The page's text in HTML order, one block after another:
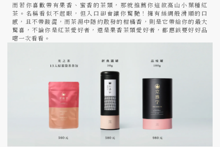
而若你喜歡帶有果香、蜜香的茶類，那就推薦你這款高山小葉種紅
茶。名稱看似不起眼，但入口卻會讓你驚艷！擁有絲綢般滑順的口
感，且不帶酸澀，而茶湯中隱約散發的柑橘香，則是它帶給你的最大
驚喜，不論你是紅茶愛好者，還是果香茶類愛好者，都應該要好好品
嚐一次看看。